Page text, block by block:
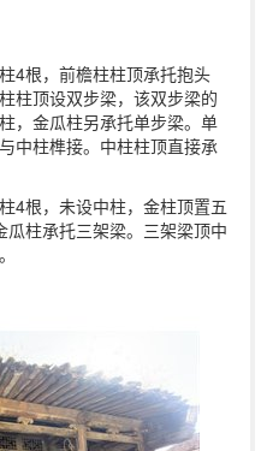
4根，前檐柱柱顶承托抱头
柱顶设双步梁，该双步梁的
，金瓜柱另承托单步梁。单
中柱榫接。中柱柱顶直接承
4根，未设中柱，金柱顶置五
柱承托三架梁。三架梁顶中